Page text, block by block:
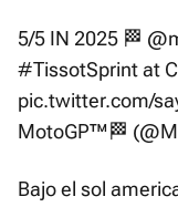
5/5 IN 2025 🏁
#TissotSprintat
pic.twitter.com/
MotoGP™🏁
Bajo el sol